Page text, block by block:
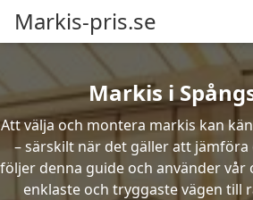
Markis-pris.se
Markis i
Att välja och montera markis kan
– särskilt när det gäller att
följer denna guide och använder
enklaste och tryggaste vägen till